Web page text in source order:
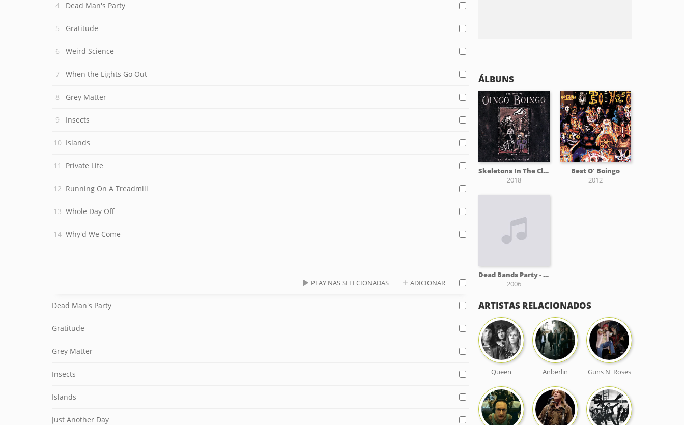
Dead Man's Party
Gratitude
Weird Science
When the Lights Go Out
Grey Matter
Insects
Islands
Private Life
Running On A Treadmill
Whole Day Off
Why'd We Come
PLAY NAS SELECIONADAS ADICIONAR
Dead Man's Party
Gratitude
Grey Matter
Insects
Islands
Just Another Day
ÁLBUNS
Skeletons In The Closet: The Best Of Oingo Boingo
2018
Best O' Boingo
2012
Dead Bands Party - A Tribute To Oingo Boingo
2006
ARTISTAS RELACIONADOS
Queen Anberlin Guns N' Roses